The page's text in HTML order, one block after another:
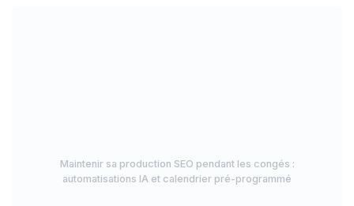
Maintenir sa production SEO pendant les congés :
automatisations IA et calendrier pré-programmé